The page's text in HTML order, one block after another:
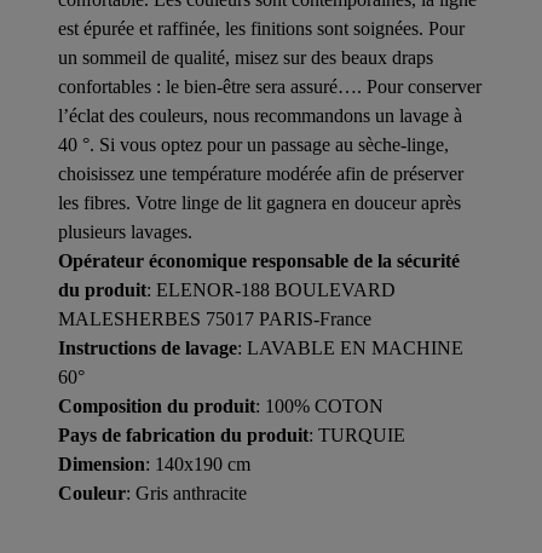
est épurée et raffinée, les finitions sont soignées. Pour
un sommeil de qualité, misez sur des beaux draps
confortables : le bien-être sera assuré…. Pour conserver
l’éclat des couleurs, nous recommandons un lavage à
40 °. Si vous optez pour un passage au sèche-linge,
choisissez une température modérée afin de préserver
les fibres. Votre linge de lit gagnera en douceur après
plusieurs lavages.
Opérateur économique responsable de la sécurité
du produit: ELENOR-188 BOULEVARD
MALESHERBES 75017 PARIS-France
Instructions de lavage: LAVABLE EN MACHINE
60°
Composition du produit: 100% COTON
Pays de fabrication du produit: TURQUIE
Dimension: 140x190 cm
Couleur: Gris anthracite